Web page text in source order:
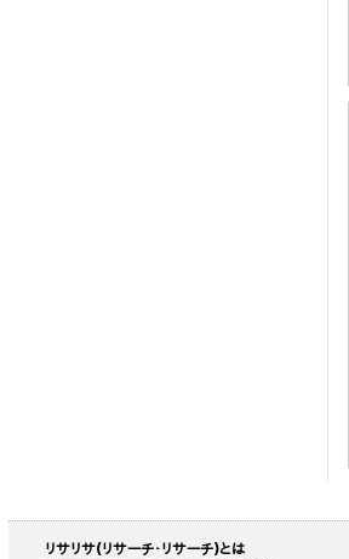
リサリサ(リサーチ・リサーチ)とは